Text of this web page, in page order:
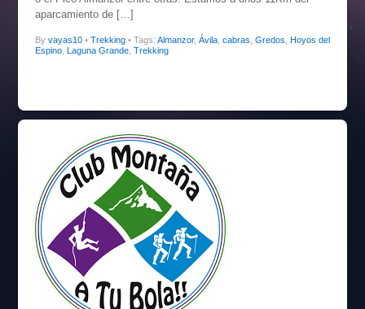
aparcamiento de […]
By vayas10• Trekking • Tags: Almanzor, Ávila, cabras Gredos Hoyos del
Espino, Laguna Grande, Trekking